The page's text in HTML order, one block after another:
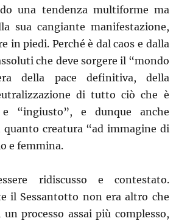
una tendenza multiforme ma
sua cangiante manifestazione,
in piedi. Perché è dal caos e dalla
che deve sorgere il “mondo
della pace definitiva, della
di tutto ciò che è
e “ingiusto”, e dunque anche
quanto creatura “ad immagine di
e femmina.
ridiscusso e contestato.
il Sessantotto non era altro che
processo assai più complesso,